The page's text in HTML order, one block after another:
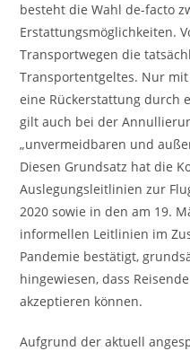
besteht die Wahl de-facto
Erstattungsmöglichkeiten.
Transportwegen die
Transportentgeltes. Nur
eine Rückerstattung durch
gilt auch bei der
„unvermeidbaren und
Diesen Grundsatz hat die
Auslegungsleitlinien zur
2020 sowie in den am 19.
informellen Leitlinien im
Pandemie bestätigt,
hingewiesen, dass
akzeptieren können.
Aufgrund der aktuell